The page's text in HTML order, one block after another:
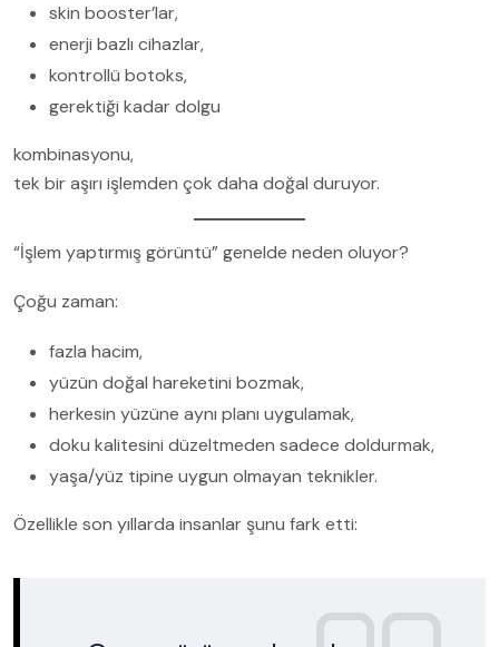
skin booster’lar,
enerji bazlı cihazlar,
kontrollü botoks,
gerektiği kadar dolgu
kombinasyonu,
tek bir aşırı işlemden çok daha doğal duruyor.
“İşlem yaptırmış görüntü” genelde neden oluyor?
Çoğu zaman:
fazla hacim,
yüzün doğal hareketini bozmak,
herkesin yüzüne aynı planı uygulamak,
doku kalitesini düzeltmeden sadece doldurmak,
yaşa/yüz tipine uygun olmayan teknikler.
Özellikle son yıllarda insanlar şunu fark etti: